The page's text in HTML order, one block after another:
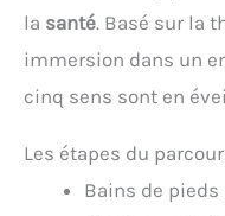
la santé. Basé sur la
immersion dans un
cinq sens sont en
Les étapes du
Bains de